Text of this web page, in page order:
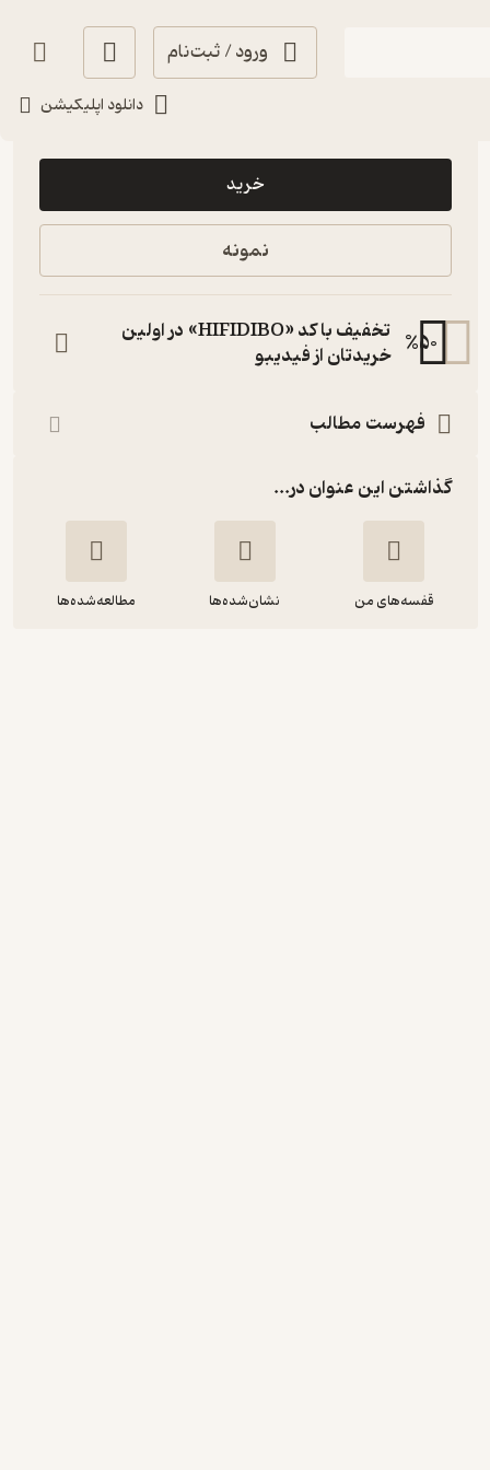
ورود / ثبت‌نام
دانلود اپلیکیشن
50,000
خرید
نمونه
%50
تخفیف با کد «HIFIDIBO» در اولین
خریدتان از فیدیبو
فهرست مطالب
گذاشتن این عنوان در...
قفسه‌های من نشان‌شده‌ها مطالعه‌شده‌ها